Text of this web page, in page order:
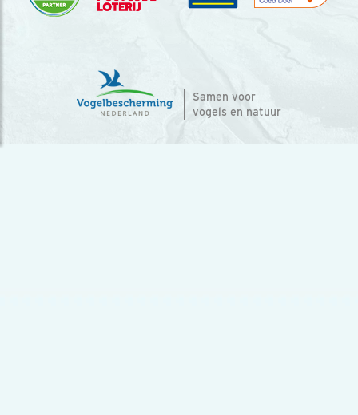
Samen voor
vogels en natuur